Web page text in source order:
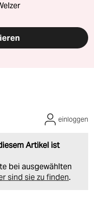
Artikel ist
bei ausgewählten
sind sie zu finden.
einloggen